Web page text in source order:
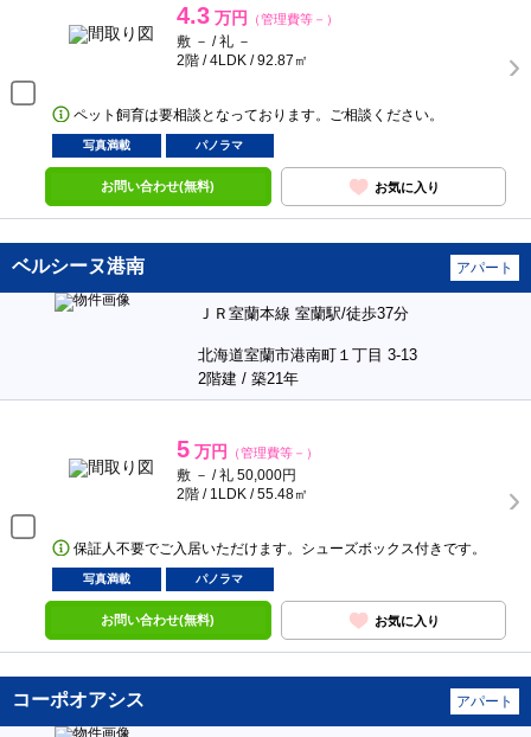
4.3 万円 （管理費等－）
敷 － / 礼 －
2階 / 4LDK / 92.87㎡
ペット飼育は要相談となっております。ご相談ください。
写真満載 パノラマ
お問い合わせ(無料) お気に入り
ベルシーヌ港南 アパート
ＪＲ室蘭本線 室蘭駅/徒歩37分
北海道室蘭市港南町１丁目 3-13
2階建 / 築21年
5 万円 （管理費等－）
敷 － / 礼 50,000円
2階 / 1LDK / 55.48㎡
保証人不要でご入居いただけます。シューズボックス付きです。
写真満載 パノラマ
お問い合わせ(無料) お気に入り
コーポオアシス アパート